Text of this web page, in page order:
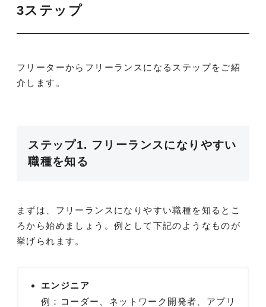
3ステップ
フリーターからフリーランスになるステップをご紹
介します。
ステップ1. フリーランスになりやすい
職種を知る
まずは、フリーランスになりやすい職種を知るとこ
ろから始めましょう。例として下記のようなものが
挙げられます。
エンジニア
例：コーダー、ネットワーク開発者、アプリ